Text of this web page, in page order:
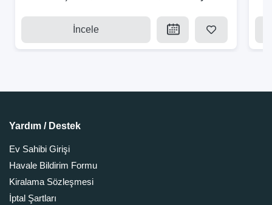
İncele
Yardım / Destek
Ev Sahibi Girişi
Havale Bildirim Formu
Kiralama Sözleşmesi
İptal Şartları